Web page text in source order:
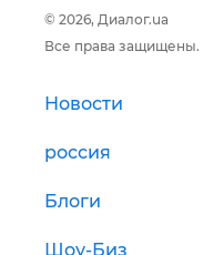
© 2026, Диалог.ua
Все права защищены.
Новости
россия
Блоги
Шоу-Биз